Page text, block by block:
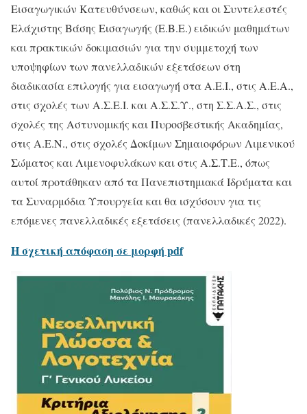
Εισαγωγικών Κατευθύνσεων, καθώς και οι Συντελεστές
Ελάχιστης Βάσης Εισαγωγής (Ε.Β.Ε.) ειδικών μαθημάτων
και πρακτικών δοκιμασιών για την συμμετοχή των
υποψηφίων των πανελλαδικών εξετάσεων στη
διαδικασία επιλογής για εισαγωγή στα Α.Ε.Ι., στις Α.Ε.Α.,
στις σχολές των Α.Σ.Ε.Ι. και Α.Σ.Σ.Υ., στη Σ.Σ.Α.Σ., στις
σχολές της Αστυνομικής και Πυροσβεστικής Ακαδημίας,
στις Α.Ε.Ν., στις σχολές Δοκίμων Σημαιοφόρων Λιμενικού
Σώματος και Λιμενοφυλάκων και στις Α.Σ.Τ.Ε., όπως
αυτοί προτάθηκαν από τα Πανεπιστημιακά Ιδρύματα και
τα Συναρμόδια Υπουργεία και θα ισχύσουν για τις
επόμενες πανελλαδικές εξετάσεις (πανελλαδικές 2022).
Η σχετική απόφαση σε μορφή pdf